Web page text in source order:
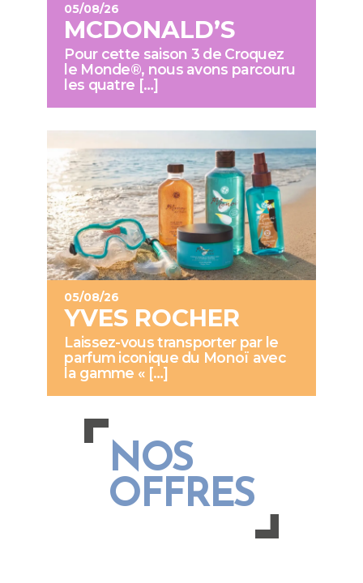
05/08/26
MCDONALD’S
Pour cette saison 3 de Croquez
le Monde®, nous avons parcouru
les quatre […]
05/08/26
YVES ROCHER
Laissez-vous transporter par le
parfum iconique du Monoï avec
la gamme « […]
NOS
OFFRES